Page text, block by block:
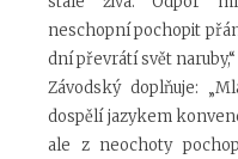
neschopní pochopit
dní převrátí svět
Závodský doplňuje:
dospělí jazykem
ale z neochoty